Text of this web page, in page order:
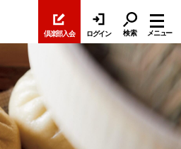
倶楽部入会 ログイン 検索 メニュー